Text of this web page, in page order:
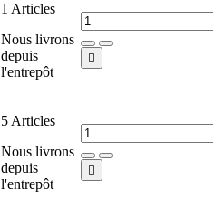
1 Articles
Nous livrons
depuis
l'entrepôt

5Articles
Nous livrons
depuis
l'entrepôt
